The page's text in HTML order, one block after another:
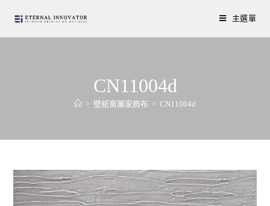
主選單
CN11004d
> 壁紙窗簾家飾布 > CN11004d